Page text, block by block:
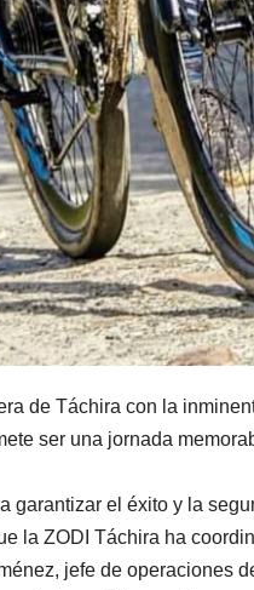
de Táchira con la
ser una jornada
garantizar el éxito y la
la ZODI Táchira ha
jefe de operaciones